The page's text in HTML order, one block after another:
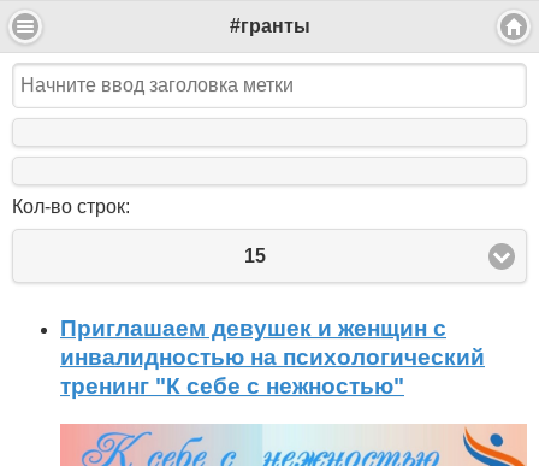
#гранты
Кол-во строк:
15
Приглашаем девушек и женщин с
инвалидностью на психологический
тренинг "К себе с нежностью"